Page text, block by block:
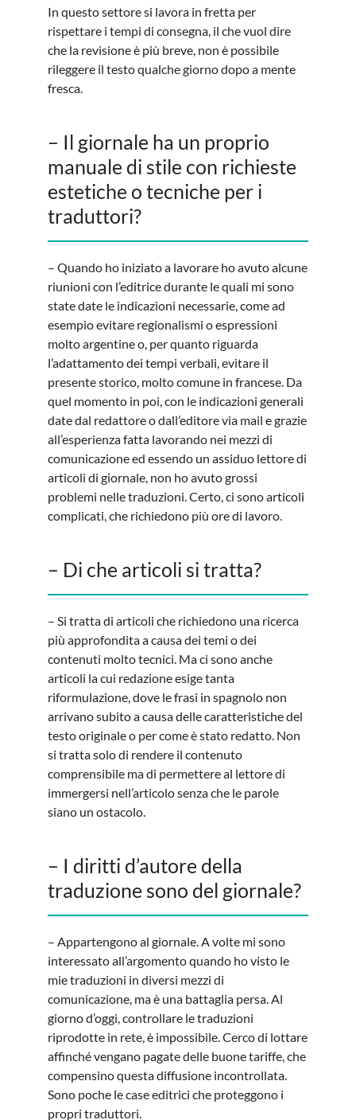
In questo settore si lavora in fretta per
rispettare i tempi di consegna, il che vuol dire
che la revisione è più breve, non è possibile
rileggere il testo qualche giorno dopo a mente
fresca.
– Il giornale ha un proprio
manuale di stile con richieste
estetiche o tecniche per i
traduttori?
– Quando ho iniziato a lavorare ho avuto alcune
riunioni con l’editrice durante le quali mi sono
state date le indicazioni necessarie, come ad
esempio evitare regionalismi o espressioni
molto argentine o, per quanto riguarda
l’adattamento dei tempi verbali, evitare il
presente storico, molto comune in francese. Da
quel momento in poi, con le indicazioni generali
date dal redattore o dall’editore via mail e grazie
all’esperienza fatta lavorando nei mezzi di
comunicazione ed essendo un assiduo lettore di
articoli di giornale, non ho avuto grossi
problemi nelle traduzioni. Certo, ci sono articoli
complicati, che richiedono più ore di lavoro.
– Di che articoli si tratta?
– Si tratta di articoli che richiedono una ricerca
più approfondita a causa dei temi o dei
contenuti molto tecnici. Ma ci sono anche
articoli la cui redazione esige tanta
riformulazione, dove le frasi in spagnolo non
arrivano subito a causa delle caratteristiche del
testo originale o per come è stato redatto. Non
si tratta solo di rendere il contenuto
comprensibile ma di permettere al lettore di
immergersi nell’articolo senza che le parole
siano un ostacolo.
– I diritti d’autore della
traduzione sono del giornale?
– Appartengono al giornale. A volte mi sono
interessato all’argomento quando ho visto le
mie traduzioni in diversi mezzi di
comunicazione, ma è una battaglia persa. Al
giorno d’oggi, controllare le traduzioni
riprodotte in rete, è impossibile. Cerco di lottare
affinché vengano pagate delle buone tariffe, che
compensino questa diffusione incontrollata.
Sono poche le case editrici che proteggono i
propri traduttori.